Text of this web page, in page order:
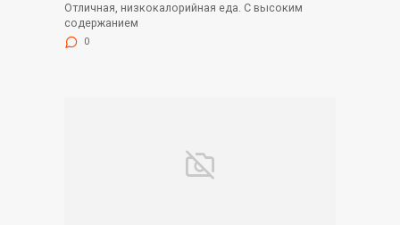
Отличная, низкокалорийная еда. С высоким
содержанием
0